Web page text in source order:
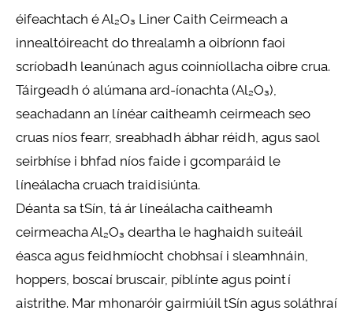
éifeachtach é Al₂O₃ Liner Caith Ceirmeach a
innealtóireacht do threalamh a oibríonn faoi
scríobadh leanúnach agus coinníollacha oibre crua.
Táirgeadh ó alúmana ard-íonachta (Al₂O₃),
seachadann an línéar caitheamh ceirmeach seo
cruas níos fearr, sreabhadh ábhar réidh, agus saol
seirbhíse i bhfad níos faide i gcomparáid le
líneálacha cruach traidisiúnta.
Déanta sa tSín, tá ár líneálacha caitheamh
ceirmeacha Al₂O₃ deartha le haghaidh suiteáil
éasca agus feidhmíocht chobhsaí i sleamhnáin,
hoppers, boscaí bruscair, píblínte agus pointí
aistrithe. Mar mhonaróir gairmiúil tSín agus soláthraí